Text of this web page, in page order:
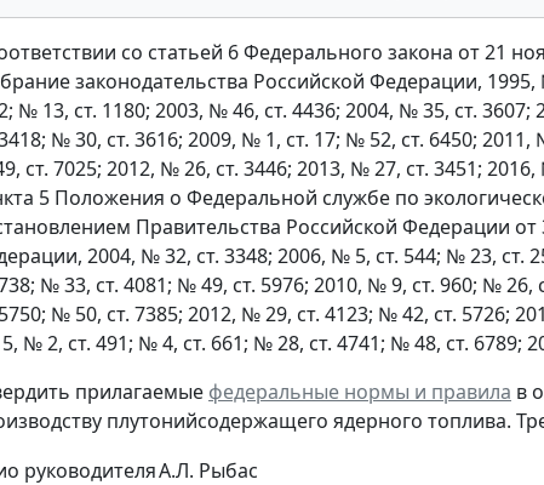
со статьей 6 Федерального закона от 21
законодательства Российской Федерации,
№ 13, ст. 1180; 2003, № 46, ст. 4436; 2004, № 35, ст.
№ 30, ст. 3616; 2009, № 1, ст. 17; № 52, ст. 6450;
ст. 7025; 2012, № 26, ст. 3446; 2013, № 27, ст. 3451;
5 Положения о Федеральной службе по
Правительства Российской Федерации
2004, № 32, ст. 3348; 2006, № 5, ст. 544; № 23, ст.
№ 33, ст. 4081; № 49, ст. 5976; 2010, № 9, ст. 960; №
№ 50, ст. 7385; 2012, № 29, ст. 4123; № 42, ст. 5726;
№ 2, ст. 491; № 4, ст. 661; № 28, ст. 4741; № 48, ст. 6789;
прилагаемые федеральные нормы и правила в
плутонийсодержащего ядерного топлива.
руководителяА.Л. Рыбас